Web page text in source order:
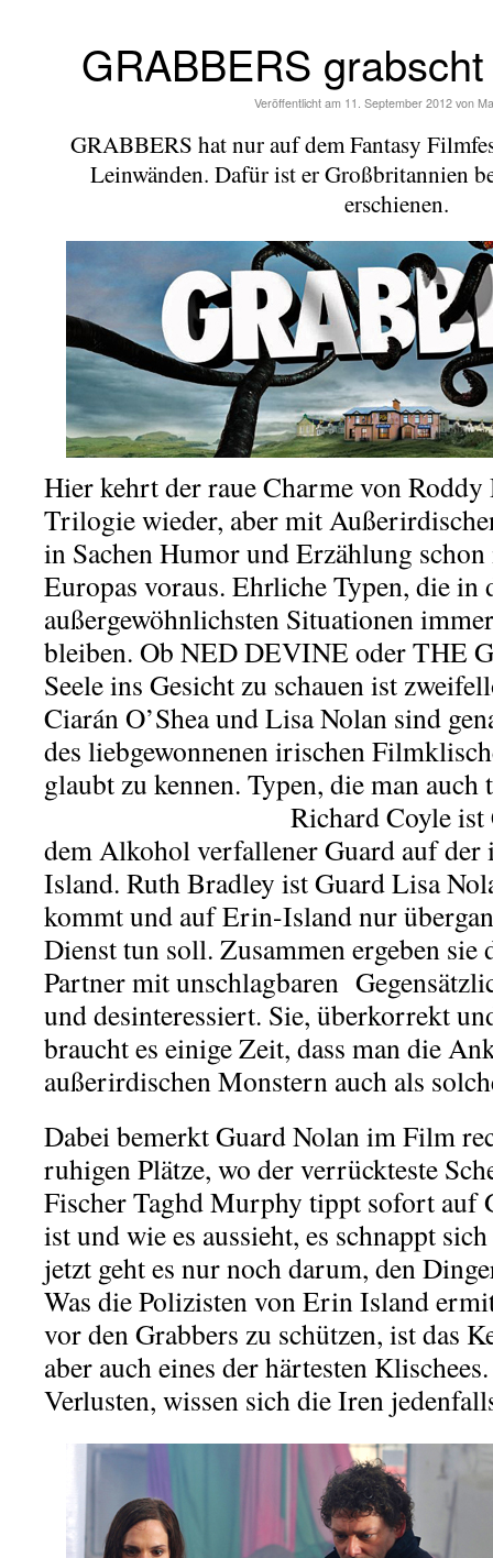
GRABBERS
Veröffentlicht am 11. September 2012 von
GRABBERS hat nur auf dem Fantasy
Leinwänden. Dafür ist er Großbritannien
erschienen.
Hier kehrt der raue Charme von
Trilogie wieder, aber mit
in Sachen Humor und Erzählung
Europas voraus. Ehrliche Typen, die in
außergewöhnlichsten Situationen
bleiben. Ob NED DEVINE oder THE
Seele ins Gesicht zu schauen ist
Ciarán O’Shea und Lisa Nolan sind
des liebgewonnenen irischen
glaubt zu kennen. Typen, die man auch
Richard Coyle
dem Alkohol verfallener Guard auf
Island. Ruth Bradley ist Guard Lisa
kommt und auf Erin-Island nur
Dienst tun soll. Zusammen ergeben sie
Partner mit unschlagbaren
und desinteressiert. Sie, überkorrekt
braucht es einige Zeit, dass man die
außerirdischen Monstern auch als
Dabei bemerkt Guard Nolan im Film
ruhigen Plätze, wo der verrückteste
Fischer Taghd Murphy tippt sofort auf
ist und wie es aussieht, es schnappt
jetzt geht es nur noch darum, den
Was die Polizisten von Erin Island
vor den Grabbers zu schützen, ist das
aber auch eines der härtesten
Verlusten, wissen sich die Iren